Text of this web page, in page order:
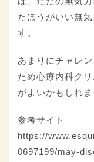
たほうがいい無
す。
あまりにチャレ
ため心療内科ク
がよいかもしれま
参考サイト
https://
0697199/may-